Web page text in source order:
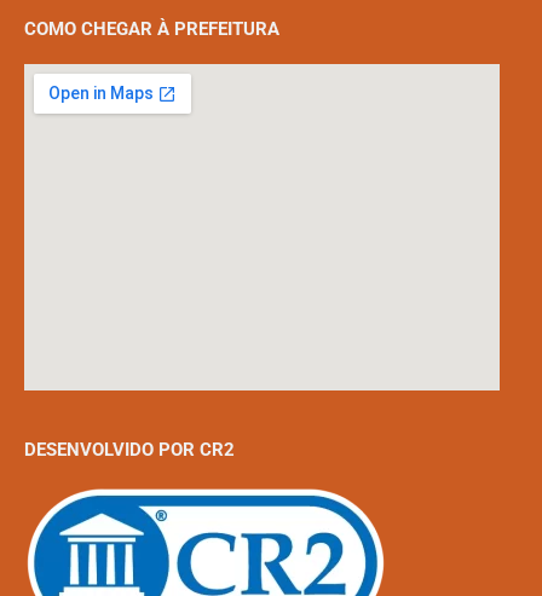
COMO CHEGAR À PREFEITURA
DESENVOLVIDO POR CR2